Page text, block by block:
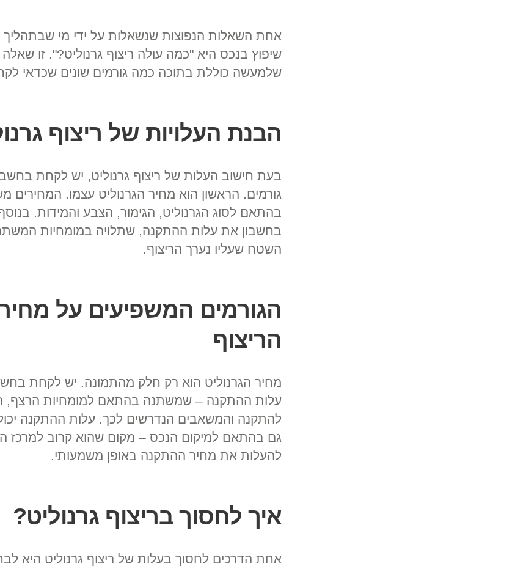
אחת השאלות הנפוצות שנשאלות על ידי מי שבתהליך
שיפוץ בנכס היא "כמה עולה ריצוף גרנוליט?". זו
שלמעשה כוללת בתוכה כמה גורמים שונים שכדאי
הבנת העלויות של ריצוף
בעת חישוב העלות של ריצוף גרנוליט, יש לקחת
גורמים. הראשון הוא מחיר הגרנוליט עצמו. המחירים
בהתאם לסוג הגרנוליט, הגימור, הצבע והמידות.
בחשבון את עלות ההתקנה, שתלויה במומחיות
השטח שעליו נערך הריצוף.
הגורמים המשפיעים על
הריצוף
מחיר הגרנוליט הוא רק חלק מהתמונה. יש לקחת
עלות ההתקנה – שמשתנה בהתאם למומחיות הרצף,
להתקנה והמשאבים הנדרשים לכך. עלות ההתקנה
גם בהתאם למיקום הנכס – מקום שהוא קרוב למרכז
להעלות את מחיר ההתקנה באופן משמעותי.
איך לחסוך בריצוף גרנוליט?
אחת הדרכים לחסוך בעלות של ריצוף גרנוליט היא